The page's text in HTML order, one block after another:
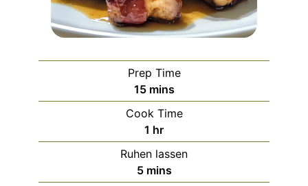
Prep Time
15minutes
mins
Cook Time
1 hour
hr
Ruhen lassen
5minutes
mins